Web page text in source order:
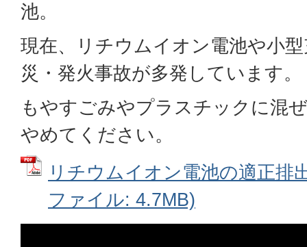
池。
現在、リチウムイオン電池や小
災・発火事故が多発しています。
もやすごみやプラスチックに混
やめてください。
リチウムイオン電池の適正排
ファイル: 4.7MB)